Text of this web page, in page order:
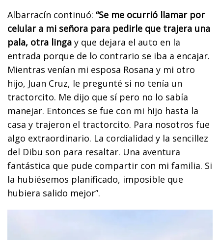
Albarracín continuó: “Se me ocurrió llamar por
celular a mi señora para pedirle que trajera una
pala, otra linga y que dejara el auto en la
entrada porque de lo contrario se iba a encajar.
Mientras venían mi esposa Rosana y mi otro
hijo, Juan Cruz, le pregunté si no tenía un
tractorcito. Me dijo que sí pero no lo sabía
manejar. Entonces se fue con mi hijo hasta la
casa y trajeron el tractorcito. Para nosotros fue
algo extraordinario. La cordialidad y la sencillez
del Dibu son para resaltar. Una aventura
fantástica que pude compartir con mi familia. Si
la hubiésemos planificado, imposible que
hubiera salido mejor”.